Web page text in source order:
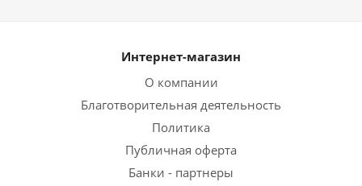
Интернет-магазин
О компании
Благотворительная деятельность
Политика
Публичная оферта
Банки - партнеры